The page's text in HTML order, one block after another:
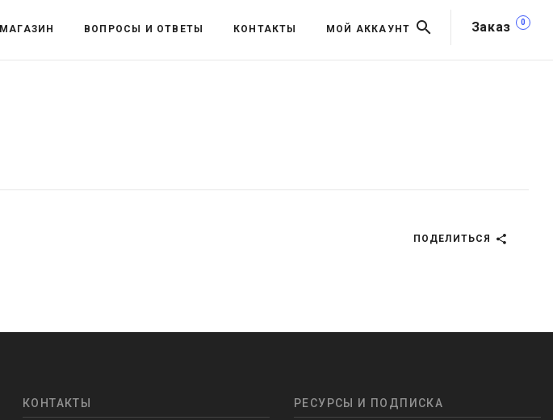
Заказ 0
МАГАЗИН ВОПРОСЫ И ОТВЕТЫ КОНТАКТЫ МОЙ АККАУНТ
ПОДЕЛИТЬСЯ
КОНТАКТЫ РЕСУРСЫ И ПОДПИСКА